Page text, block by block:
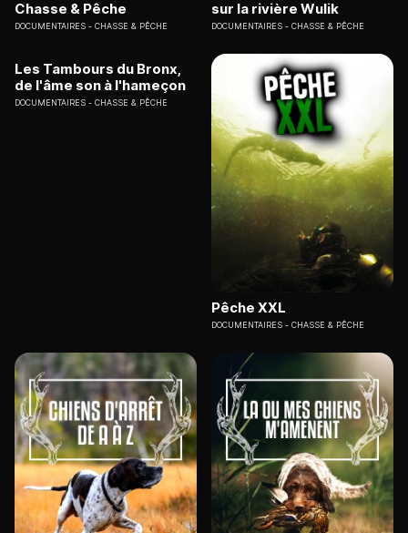
Chasse & Pêche
DOCUMENTAIRES CHASSE & PÊCHE
sur la rivière Wulik
DOCUMENTAIRES CHASSE & PÊCHE
Les Tambours du Bronx,
de l'âme son à l'hameçon
DOCUMENTAIRES CHASSE & PÊCHE
Pêche XXL
DOCUMENTAIRES CHASSE & PÊCHE